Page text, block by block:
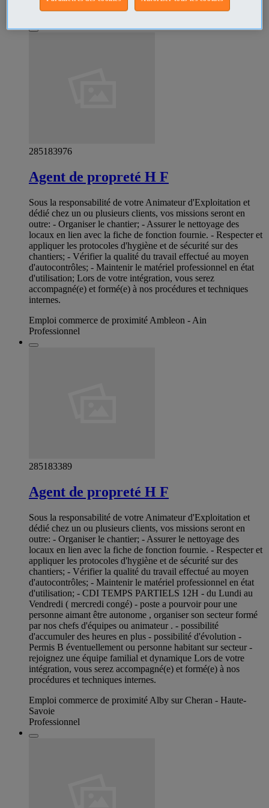
285183976
Agent de propreté H F
Sous la responsabilité de votre Animateur d'Exploitation et
dédié chez un ou plusieurs clients, vos missions seront en
outre: - Organiser le chantier; - Assurer le nettoyage des
locaux en lien avec la fiche de fonction fournie. - Respecter et
appliquer les protocoles d'hygiène et de sécurité sur des
chantiers; - Vérifier la qualité du travail effectué au moyen
d'autocontrôles; - Maintenir le matériel professionnel en état
d'utilisation; Lors de votre intégration, vous serez
accompagné(e) et formé(e) à nos procédures et techniques
internes.
Emploi commerce de proximité Ambleon - Ain
Professionnel
285183389
Agent de propreté H F
Sous la responsabilité de votre Animateur d'Exploitation et
dédié chez un ou plusieurs clients, vos missions seront en
outre: - Organiser le chantier; - Assurer le nettoyage des
locaux en lien avec la fiche de fonction fournie. - Respecter et
appliquer les protocoles d'hygiène et de sécurité sur des
chantiers; - Vérifier la qualité du travail effectué au moyen
d'autocontrôles; - Maintenir le matériel professionnel en état
d'utilisation; - CDI TEMPS PARTIELS 12H - du Lundi au
Vendredi ( mercredi congé) - poste a pourvoir pour une
personne aimant être autonome , organiser son secteur formé
par nos chefs d'équipes ou animateur . - possibilité
d'accumuler des heures en plus - possibilité d'évolution -
Permis B éventuellement ou personne habitant sur secteur -
rejoignez une équipe familial et dynamique Lors de votre
intégration, vous serez accompagné(e) et formé(e) à nos
procédures et techniques internes.
Emploi commerce de proximité Alby sur Cheran - Haute-
Savoie
Professionnel